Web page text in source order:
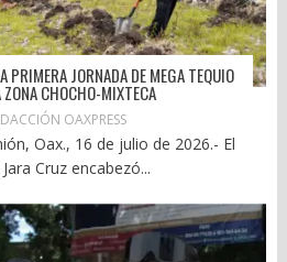
PRIMERA JORNADA DE MEGA TEQUIO
ZONA CHOCHO-MIXTECA
OAXPRESS
Oax., 16 de julio de 2026.- El
Cruz encabezó...